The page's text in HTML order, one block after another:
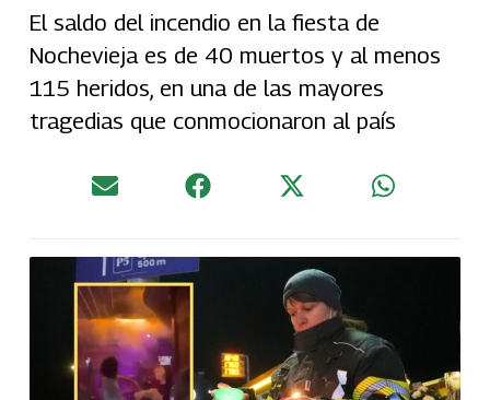
El saldo del incendio en la fiesta de
Nochevieja es de 40 muertos y al menos
115 heridos, en una de las mayores
tragedias que conmocionaron al país